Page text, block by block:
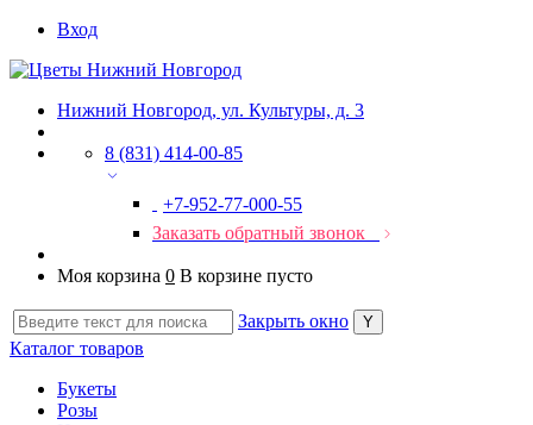
Вход
Нижний Новгород, ул. Культуры, д. 3
8 (831) 414-00-85
+7-952-77-000-55
Заказать обратный звонок
Моя корзина 0 В корзине пусто
Закрыть окно
Каталог товаров
Букеты
Розы